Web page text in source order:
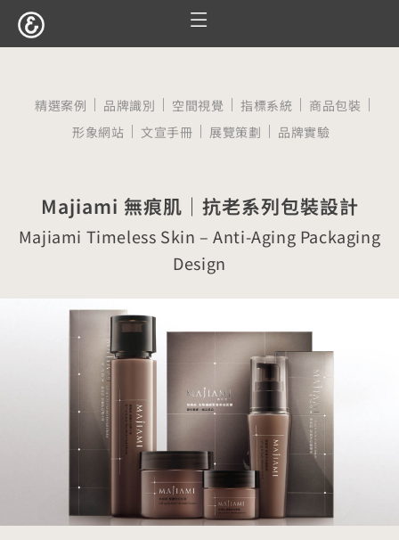
精選案例 品牌識別 空間視覺 指標系統
商品包裝
形象網站
文宣手冊 展覽策劃 品牌實驗
Majiami 無痕肌｜抗老系列包裝設計
Majiami Timeless Skin – Anti-Aging Packaging
Design